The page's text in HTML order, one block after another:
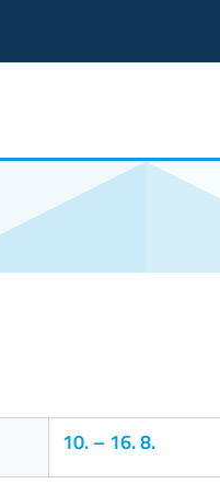
10.–16. 8.